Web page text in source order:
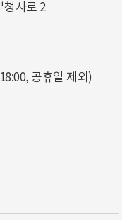
청사로 2
공휴일 제외)